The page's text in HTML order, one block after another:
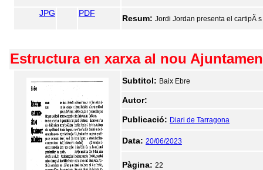
JPG PDF
Resum: Jordi Jordan presenta el cartipÃ
Estructura en xarxa al nou
Subtitol: Baix Ebre
Autor:
Publicació: Diari de Tarragona
Data: 20/06/2023
Pàgina: 22